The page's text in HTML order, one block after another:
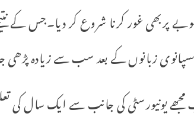
پربھی غور کرنا شروع کر دیا۔جس کے
ہسپانوی زبانوں کے بعد سب سے زیادہ
مرتبہ 1968ء میں گیا جب مجھے یونیورسٹی کی